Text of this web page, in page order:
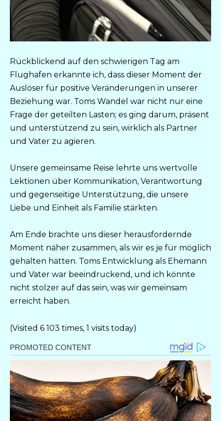
Rückblickend auf den schwierigen Tag am
Flughafen erkannte ich, dass dieser Moment der
Auslöser für positive Veränderungen in unserer
Beziehung war. Toms Wandel war nicht nur eine
Frage der geteilten Lasten; es ging darum, präsent
und unterstützend zu sein, wirklich als Partner
und Vater zu agieren.
Unsere gemeinsame Reise lehrte uns wertvolle
Lektionen über Kommunikation, Verantwortung
und gegenseitige Unterstützung, die unsere
Liebe und Einheit als Familie stärkten.
Am Ende brachte uns dieser herausfordernde
Moment näher zusammen, als wir es je für möglich
gehalten hätten. Toms Entwicklung als Ehemann
und Vater war beeindruckend, und ich könnte
nicht stolzer auf das sein, was wir gemeinsam
erreicht haben.
(Visited 6 103 times, 1 visits today)